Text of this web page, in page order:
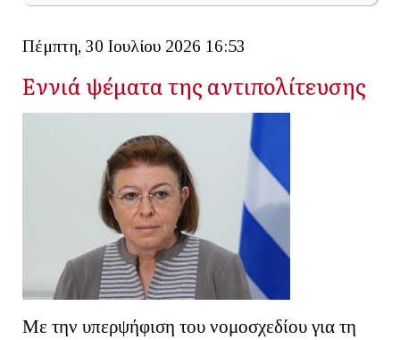
Πέμπτη, 30 Ιουλίου 2026 16:53
Εννιά ψέματα της αντιπολίτευσης
Με την υπερψήφιση του νομοσχεδίου για τη